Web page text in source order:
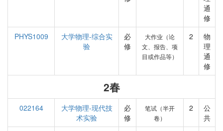
通
修
PHYS1009
大学物理-综合实
验
必
修
大作业（论
文、报告、项
目或作品等）
2
物
理
通
修
2春
022164
大学物理-现代技
术实验
必
修
笔试（半开
卷）
2
公
共